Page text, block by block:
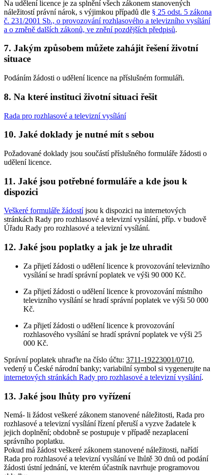
Na udělení licence je za splnění všech zákonem stanovených
náležitostí právní nárok, s výjimkou případů dle § 25 odst. 5 zákona
č. 231/2001 Sb., o provozování rozhlasového a televizního vysílání
a o změně dalších zákonů, ve znění pozdějších předpisů.
7. Jakým způsobem můžete zahájit řešení životní
situace
Podáním žádosti o udělení licence na příslušném formuláři.
8. Na které instituci životní situaci řešit
Rada pro rozhlasové a televizní vysílání
10. Jaké doklady je nutné mít s sebou
Požadované doklady jsou součástí příslušného formuláře žádosti o
udělení licence.
11. Jaké jsou potřebné formuláře a kde jsou k
dispozici
Veškeré formuláře žádostíjsou k dispozici na internetových
stránkách Rady pro rozhlasové a televizní vysílání, příp. v budově
Úřadu Rady pro rozhlasové a televizní vysílání.
12. Jaké jsou poplatky a jak je lze uhradit
Za přijetí žádosti o udělení licence k provozování televizního
vysílání se hradí správní poplatek ve výši 90 000 Kč.
Za přijetí žádosti o udělení licence k provozování místního
televizního vysílání se hradí správní poplatek ve výši 50 000
Kč.
Za přijetí žádosti o udělení licence k provozování
rozhlasového vysílání se hradí správní poplatek ve výši 25
000 Kč.
Správní poplatek uhraďte na číslo účtu: 3711-19223001/0710,
vedený u České národní banky; variabilní symbol si vygenerujte na
internetových stránkách Rady pro rozhlasové a televizní vysílání.
13. Jaké jsou lhůty pro vyřízení
Nemá- li žádost veškeré zákonem stanovené náležitosti, Rada pro
rozhlasové a televizní vysílání řízení přeruší a vyzve žadatele k
jejich doplnění; obdobně se postupuje v případě nezaplacení
správního poplatku.
Pokud má žádost veškeré zákonem stanovené náležitosti, nařídí
Rada pro rozhlasové a televizní vysílání ve lhůtě 30 dnů od podání
žádosti ústní jednání, ve kterém účastník navrhuje programovou